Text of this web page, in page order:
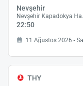
Nevşehir
22:50
11 Ağustos 2026 -
THY